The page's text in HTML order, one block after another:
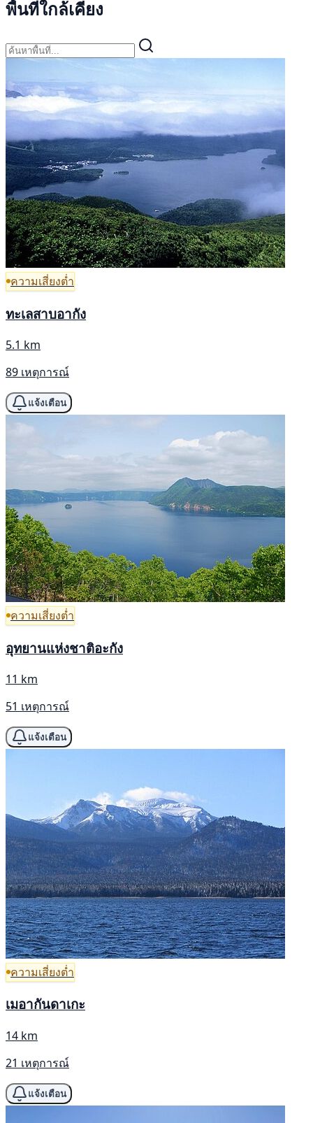
พื้นที่ใกล้เคียง
ความเสี่ยงต่ำ
ทะเลสาบอากัง
5.1 km
89 เหตุการณ์
แจ้งเตือน
ความเสี่ยงต่ำ
อุทยานแห่งชาติอะกัง
11 km
51 เหตุการณ์
แจ้งเตือน
ความเสี่ยงต่ำ
เมอากันดาเกะ
14 km
21 เหตุการณ์
แจ้งเตือน